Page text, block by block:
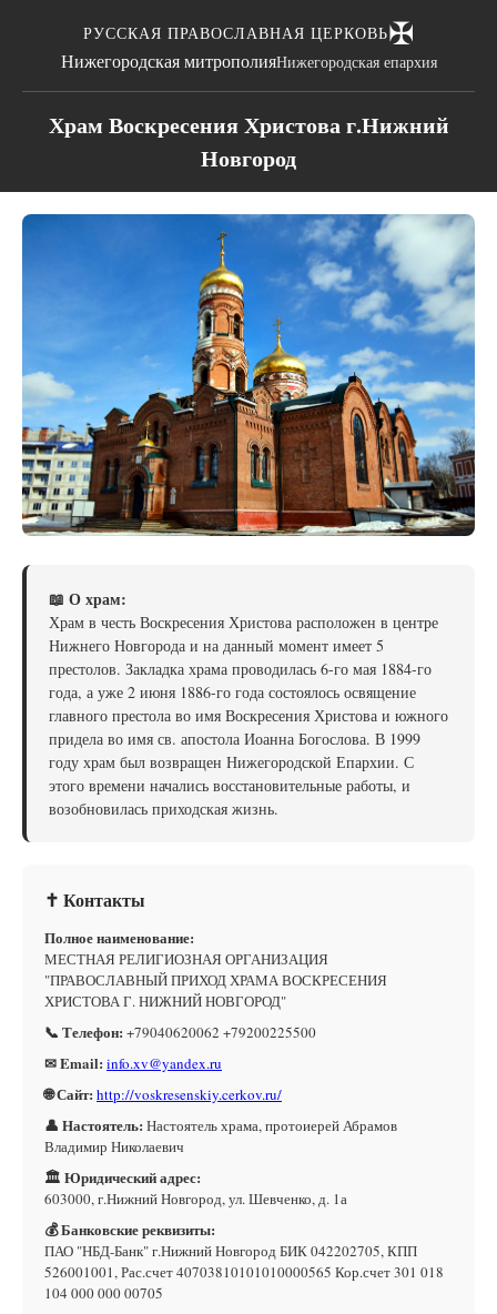
РУССКАЯ ПРАВОСЛАВНАЯ ЦЕРКОВЬ✠
Нижегородская митрополияНижегородская епархия
Храм Воскресения Христова г.Нижний
Новгород
📖 О храм:
Храм в честь Воскресения Христова расположен в центре
Нижнего Новгорода и на данный момент имеет 5
престолов. Закладка храма проводилась 6-го мая 1884-го
года, а уже 2 июня 1886-го года состоялось освящение
главного престола во имя Воскресения Христова и южного
придела во имя св. апостола Иоанна Богослова. В 1999
году храм был возвращен Нижегородской Епархии. С
этого времени начались восстановительные работы, и
возобновилась приходская жизнь.
✝ Контакты
Полное наименование:
МЕСТНАЯ РЕЛИГИОЗНАЯ ОРГАНИЗАЦИЯ
"ПРАВОСЛАВНЫЙ ПРИХОД ХРАМА ВОСКРЕСЕНИЯ
ХРИСТОВА Г. НИЖНИЙ НОВГОРОД"
📞 Телефон: +79040620062 +79200225500
✉ Email: info.xv@yandex.ru
🌐 Сайт: http://voskresenskiy.cerkov.ru/
👤 Настоятель: Настоятель храма, протоиерей Абрамов
Владимир Николаевич
🏛 Юридический адрес:
603000, г.Нижний Новгород, ул. Шевченко, д. 1а
💰 Банковские реквизиты:
ПАО "НБД-Банк" г.Нижний Новгород БИК 042202705, КПП
526001001, Рас.счет 40703810101010000565 Кор.счет 301 018
104 000 000 00705